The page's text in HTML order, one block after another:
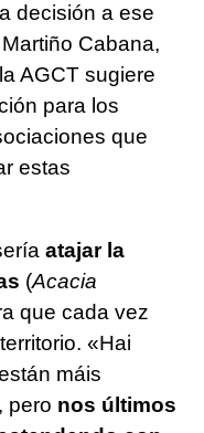
decisión a ese
Cabana,
AGCT sugiere
para los
que
estas
atajar la
(Acacia
que cada vez
«Hai
máis
pero nos últimos